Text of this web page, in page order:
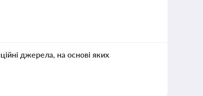
джерела, на основі яких